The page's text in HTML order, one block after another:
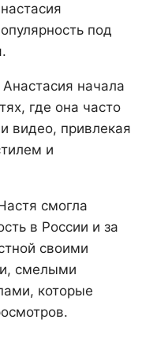
под
начала
где она часто
видео, привлекая
и
смогла
в России и за
своими
смелыми
которые